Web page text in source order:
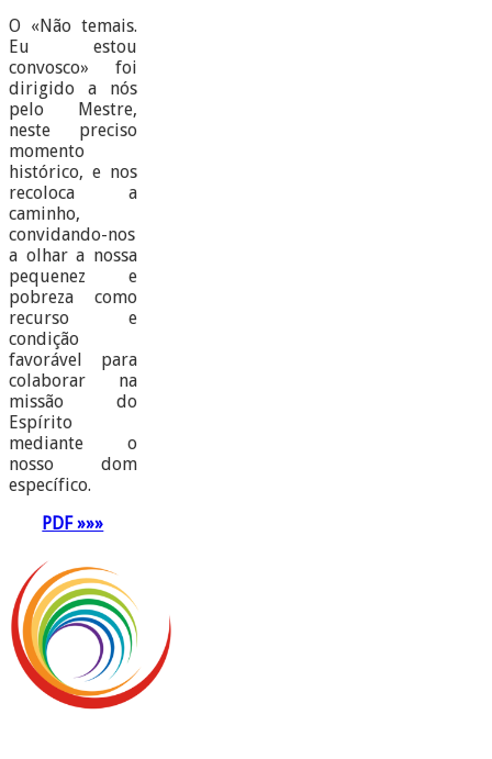
O «Não temais.
Eu estou
convosco» foi
dirigido a nós
pelo Mestre,
neste preciso
momento
histórico, e nos
recoloca a
caminho,
convidando-nos
a olhar a nossa
pequenez e
pobreza como
recurso e
condição
favorável para
colaborar na
missão do
Espírito
mediante o
nosso dom
específico.
PDF »»»